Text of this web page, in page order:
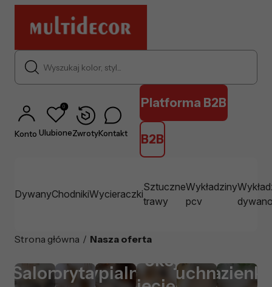
Wyszukaj kolor, styl...
Konto
0
UlubioneZwrotyKontakt
Platforma B2B
B2B
DywanyChodnikiWycieraczki
Sztuczne
trawy
Wykładziny
pcv
Strona główna / Nasza oferta
SalonKorytarzSypialnia
Pokój
Kuchnia